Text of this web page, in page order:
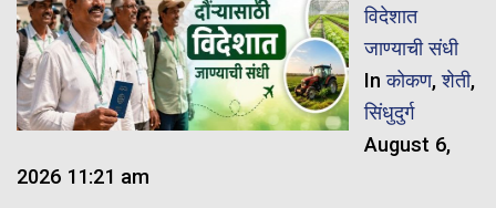
विदेशात
जाण्याची संधी
Inकोकण,शेती,
सिंधुदुर्ग
August 6,
2026 11:21 am